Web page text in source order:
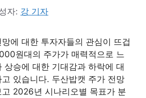
자: 강 기자
에 대한 투자자들의 관심이 뜨겁
원대의 주가가 매력적으로 느
상승에 대한 기대감과 하락에 대
있습니다. 두산밥캣 주가 전망
2026년 시나리오별 목표가 분